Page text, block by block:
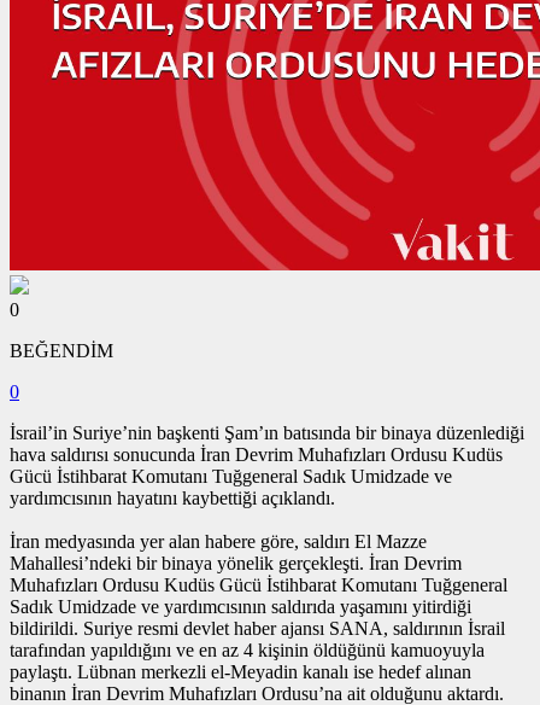
0
BEĞENDİM
0
İsrail’in Suriye’nin başkenti Şam’ın batısında bir binaya düzenlediği
hava saldırısı sonucunda İran Devrim Muhafızları Ordusu Kudüs
Gücü İstihbarat Komutanı Tuğgeneral Sadık Umidzade ve
yardımcısının hayatını kaybettiği açıklandı.
İran medyasında yer alan habere göre, saldırı El Mazze
Mahallesi’ndeki bir binaya yönelik gerçekleşti. İran Devrim
Muhafızları Ordusu Kudüs Gücü İstihbarat Komutanı Tuğgeneral
Sadık Umidzade ve yardımcısının saldırıda yaşamını yitirdiği
bildirildi. Suriye resmi devlet haber ajansı SANA, saldırının İsrail
tarafından yapıldığını ve en az 4 kişinin öldüğünü kamuoyuyla
paylaştı. Lübnan merkezli el-Meyadin kanalı ise hedef alınan
binanın İran Devrim Muhafızları Ordusu’na ait olduğunu aktardı.